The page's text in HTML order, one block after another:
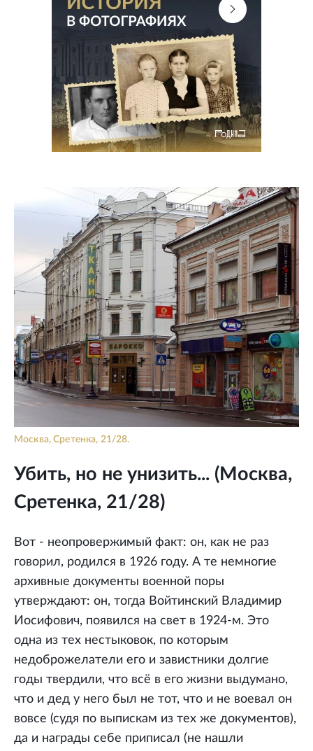
Москва, Сретенка, 21/28.
Убить, но не унизить... (Москва,
Сретенка, 21/28)
Вот - неопровержимый факт: он, как не раз
говорил, родился в 1926 году. А те немногие
архивные документы военной поры
утверждают: он, тогда Войтинский Владимир
Иосифович, появился на свет в 1924-м. Это
одна из тех нестыковок, по которым
недоброжелатели его и завистники долгие
годы твердили, что всё в его жизни выдумано,
что и дед у него был не тот, что и не воевал он
вовсе (судя по выпискам из тех же документов),
да и награды себе приписал (не нашли